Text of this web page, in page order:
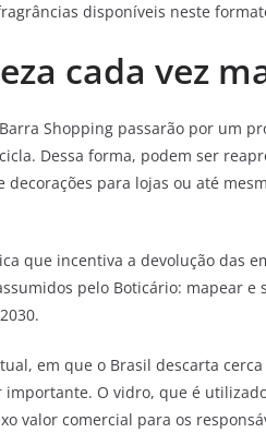
disponíveis neste
cada vez
Shopping passarão por um
Dessa forma, podem ser
para lojas ou até
que incentiva a devolução das
pelo Boticário: mapear e
em que o Brasil descarta
O vidro, que é
valor comercial para os